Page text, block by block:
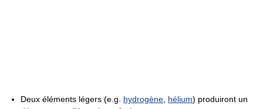
Deux éléments légers (e.g. hydrogène hélium) produiront un